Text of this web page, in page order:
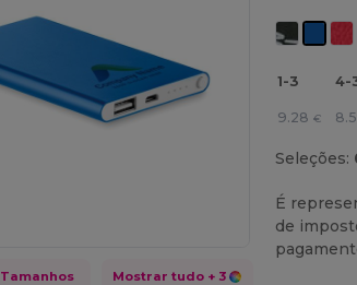
Tamanhos Mostrar tudo + 3
1-3 4-
9.28 €
Seleções:
É
de